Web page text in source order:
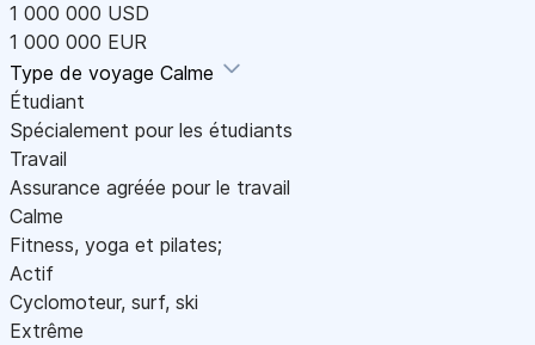
1 000 000 USD
1 000 000 EUR
Type de voyage Calme
Étudiant
Spécialement pour les étudiants
Travail
Assurance agréée pour le travail
Calme
Fitness, yoga et pilates;
Actif
Cyclomoteur, surf, ski
Extrême